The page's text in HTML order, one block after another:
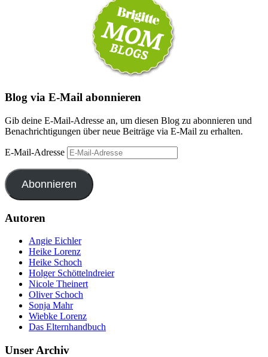
Blog via E-Mail abonnieren
Gib deine E-Mail-Adresse an, um diesen Blog zu abonnieren und
Benachrichtigungen über neue Beiträge via E-Mail zu erhalten.
E-Mail-Adresse
Abonnieren
Autoren
Angie Eichler
Heike Lorenz
Heike Schoch
Holger Schöttelndreier
Nicole Theinert
Oliver Schoch
Sonja Mahr
Wiebke Lorenz
Das Elternhandbuch
Unser Archiv